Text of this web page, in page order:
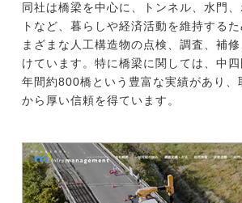
同社は橋梁を中心に、トンネル、水門
トなど、暮らしや経済活動を維持する
まざまな人工構造物の点検、調査、補
けています。特に橋梁に関しては、中
年間約800橋という豊富な実績があり、
から厚い信頼を得ています。